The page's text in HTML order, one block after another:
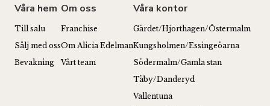
Våra hem
Till salu
Sälj med oss
Bevakning
Om oss
Franchise
Om Alicia Edelman
Vårt team
Våra kontor
Gärdet/Hjorthagen/Östermalm
Kungsholmen/Essingeöarna
Södermalm/Gamla stan
Täby/Danderyd
Vallentuna